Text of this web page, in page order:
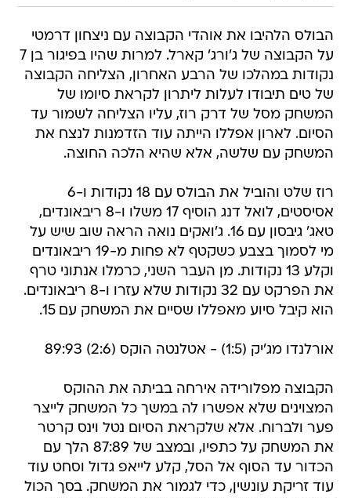
הבולס הלהיבו את אוהדי הקבוצה עם ניצחון דרמטי
על הקבוצה של ג'ורג' קארל. למרות שהיו בפיגור בן 7
נקודות במהלכו של הרבע האחרון, הצליחה הקבוצה
של טים תיבודו לעלות ליתרון לקראת סיומו של
המשחק מסל של דרק רוז, עליו הצליחה לשמור עד
הסיום. לארון אפללו הייתה עוד הזדמנות לנצח את
המשחק עם שלשה, אלא שהיא הלכה החוצה.
רוז שלט והוביל את הבולס עם 18 נקודות ו-6
אסיסטים, לואל דנג הוסיף 17 משלו ו-8 ריבאונדים,
טאג' גיבסון עם 16. ג'ואקים נואה הראה שוב שיש על
מי לסמוך בצבע כשקטף לא פחות מ-19 ריבאונדים
וקלע 13 נקודות. מן העבר השני, כרמלו אנתוני טרף
את הפרקט עם 32 נקודות שלא עזרו ו-8 ריבאונדים.
הוא קיבל סיוע מאפללו שסיים את המשחק עם 15.
אורלנדו מג'יק (1:5) - אטלנטה הוקס (2:6) 89:93
הקבוצה מפלורידה אירחה בביתה את ההוקס
המצוינים שלא אפשרו לה במשך כל המשחק לייצר
פער ולברוח. אלא שלקראת הסיום נטל וינס קרטר
את המשחק על כתפיו, ובמצב של 87:89 הלך עם
הכדור עד הסוף אל הסל, קלע לייאפ גדול וסחט עוד
עוד זריקת עונשין, כדי לגמור את המשחק. בסך הכול